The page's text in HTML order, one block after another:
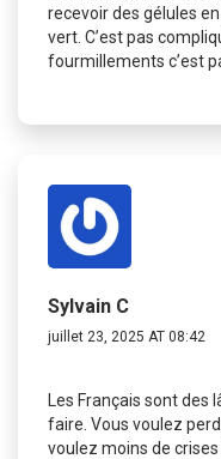
recevoir des gélules
vert. C’est pas
fourmillements c’est
Sylvain C
juillet 23, 2025 AT 08:42
Les Français sont
faire. Vous voulez
voulez moins de